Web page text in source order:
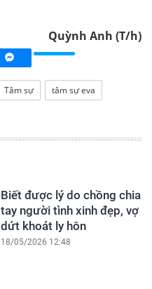
Quỳnh Anh (T/h)
Tâm sự
tâm sự eva
Biết được lý do chồng chia
tay người tình xinh đẹp, vợ
dứt khoát ly hôn
18/05/2026 12:48